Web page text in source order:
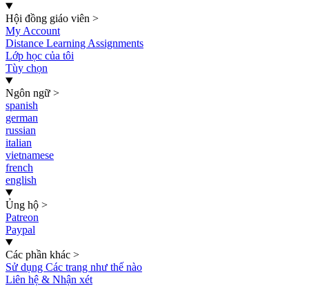
Hội đồng giáo viên >
My Account
Distance Learning Assignments
Lớp học của tôi
Tùy chọn
Ngôn ngữ >
spanish
german
russian
italian
vietnamese
french
english
Ủng hộ >
Patreon
Paypal
Các phần khác >
Sử dụng Các trang như thế nào
Liên hệ & Nhận xét